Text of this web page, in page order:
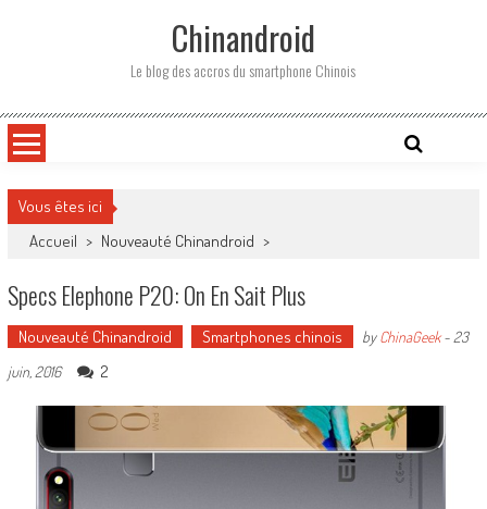
Chinandroid
Le blog des accros du smartphone Chinois
Vous êtes ici
Accueil > Nouveauté Chinandroid >
Specs Elephone P20: On En Sait Plus
Nouveauté Chinandroid Smartphones chinois byChinaGeek- 23
juin, 2016
2